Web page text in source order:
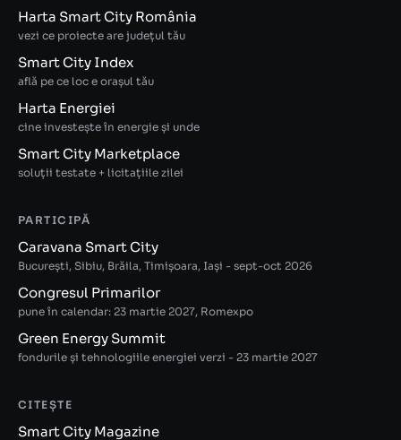
Harta Smart City România
vezi ce proiecte are județul tău
Smart City Index
află pe ce loc e orașul tău
Harta Energiei
cine investește în energie și unde
Smart City Marketplace
soluții testate + licitațiile zilei
PARTICIPĂ
Caravana Smart City
București, Sibiu, Brăila, Timișoara, Iași - sept-oct 2026
Congresul Primarilor
pune în calendar: 23 martie 2027, Romexpo
Green Energy Summit
fondurile și tehnologiile energiei verzi - 23 martie 2027
CITEȘTE
Smart City Magazine